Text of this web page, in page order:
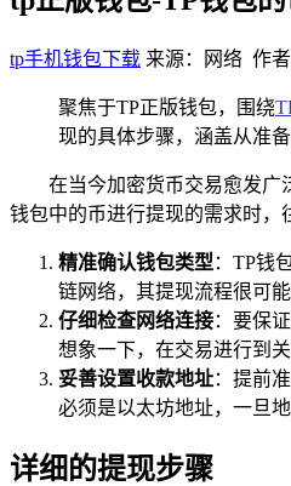
tp手机钱包下载 来源：网络 作
聚焦于TP正版钱包，围绕
现的具体步骤，涵盖从准
在当今加密货币交易愈发广
钱包中的币进行提现的需求时，
精准确认钱包类型 ：TP钱
链网络，其提现流程很可
仔细检查网络连接：要保
想象一下，在交易进行到
妥善设置收款地址：提前
必须是以太坊地址，一旦
详细的提现步骤